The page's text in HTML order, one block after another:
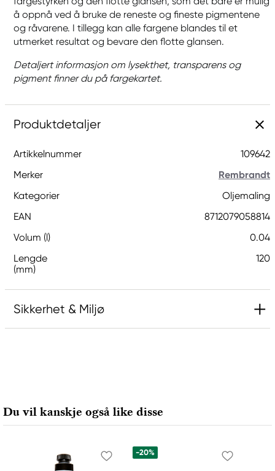
å oppnå ved å bruke de reneste og fineste pigmentene
og råvarene. I tillegg kan alle fargene blandes til et
utmerket resultat og bevare den flotte glansen.
Detaljert informasjon om lysekthet, transparens og
pigment finner du på fargekartet.
Produktdetaljer
Artikkelnummer
109642
Merker
Rembrandt
Kategorier
Oljemaling
EAN
8712079058814
Volum (l)
0.04
Lengde
(mm)
120
Sikkerhet & Miljø
7311 PD Apeldoorn, Netherlands
info@royaltalens.com
Du vil kanskje også like disse
-20%